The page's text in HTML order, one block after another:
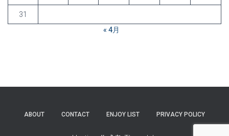
31
« 4月
ABOUT CONTACT ENJOY LIST PRIVACY POLICY